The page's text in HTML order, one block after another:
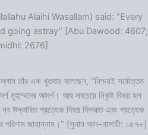
Alaihi Wasallam) said: “Every
going astray” [Abu Dawood: 4607;
2676]
তাঁর এক খুতবায় বলেছেন, “নিশ্চয়ই সর্বোত্তম
মুহাম্মদের আদর্শ। আর সবচেয়ে নিকৃষ্ট বিষয় হল
উদ্ভাবিত প্রত্যেক বিষয় বিদআত এবং প্রত্যেক
পরিণাম জাহান্নাম।” [সুনান আন-নাসায়ী: ১৫৭৮]